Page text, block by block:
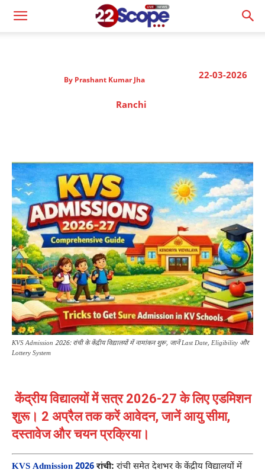
22-03-2026
By Prashant Kumar Jha
Ranchi
KVS Admission 2026: रांची के केंद्रीय विद्यालयों में नामांकन शुरू, जानें Last Date, Eligibility और
Lottery System
केंद्रीय विद्यालयों में सत्र 2026-27 के लिए एडमिशन
शुरू। 2 अप्रैल तक करें आवेदन, जानें आयु सीमा,
दस्तावेज और चयन प्रक्रिया।
KVS Admission 2026 रांची: रांची समेत देशभर के केंद्रीय विद्यालयों में